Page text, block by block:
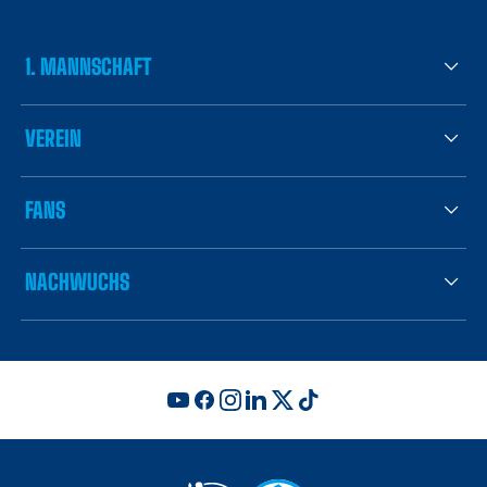
1. MANNSCHAFT
VEREIN
FANS
NACHWUCHS